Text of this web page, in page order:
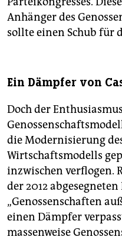
Anhänger des
sollte einen Schub für
Ein Dämpfer von
Doch der
die Modernisierung
Wirtschaftsmodells
inzwischen verflogen.
der 2012
„Genossenschaften
einen Dämpfer
massenweise